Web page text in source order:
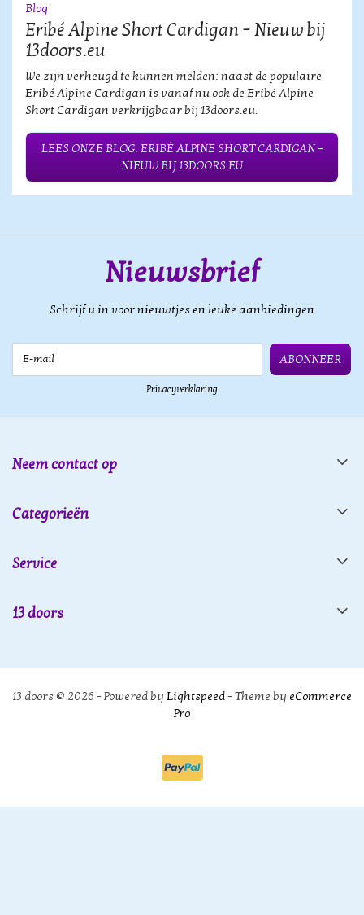
Blog
Eribé Alpine Short Cardigan – Nieuw bij
13doors.eu
We zijn verheugd te kunnen melden: naast de populaire
Eribé Alpine Cardigan is vanaf nu ook de Eribé Alpine
Short Cardigan verkrijgbaar bij 13doors.eu.
LEES ONZE BLOG: ERIBÉ ALPINE SHORT CARDIGAN –
NIEUW BIJ 13DOORS.EU
Nieuwsbrief
Schrijf u in voor nieuwtjes en leuke aanbiedingen
ABONNEER
Privacyverklaring
Neem contact op
Categorieën
Service
13 doors
13 doors © 2026 - Powered by Lightspeed- Theme by eCommerce
Pro